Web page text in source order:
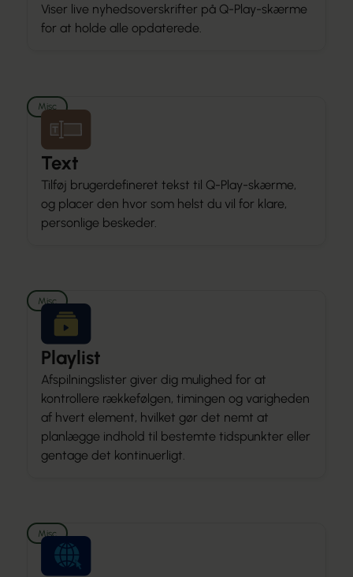
Viser live nyhedsoverskrifter på Q-Play-skærme
for at holde alle opdaterede.
Misc
Text
Tilføj brugerdefineret tekst til Q-Play-skærme,
og placer den hvor som helst du vil for klare,
personlige beskeder.
Misc
Playlist
Afspilningslister giver dig mulighed for at
kontrollere rækkefølgen, timingen og varigheden
af hvert element, hvilket gør det nemt at
planlægge indhold til bestemte tidspunkter eller
gentage det kontinuerligt.
Misc